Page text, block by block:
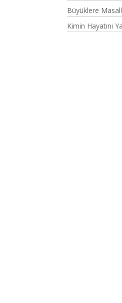
Büyüklere
Kimin Hayatını